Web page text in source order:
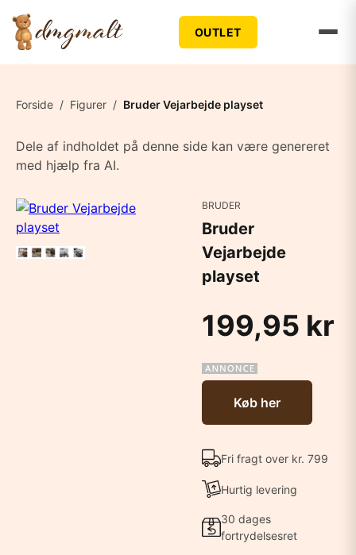
OUTLET
Forside / Figurer / Bruder Vejarbejde playset
Dele af indholdet på denne side kan være genereret
med hjælp fra AI.
BRUDER
Bruder
Vejarbejde
playset
199,95 kr
Køb her
Fri fragt over kr. 799
Hurtig levering
30 dages
fortrydelsesret